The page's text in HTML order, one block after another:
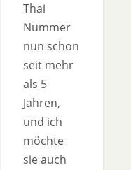
Thai
Nummer
nun schon
seit mehr
als 5
Jahren,
und ich
möchte
sie auch